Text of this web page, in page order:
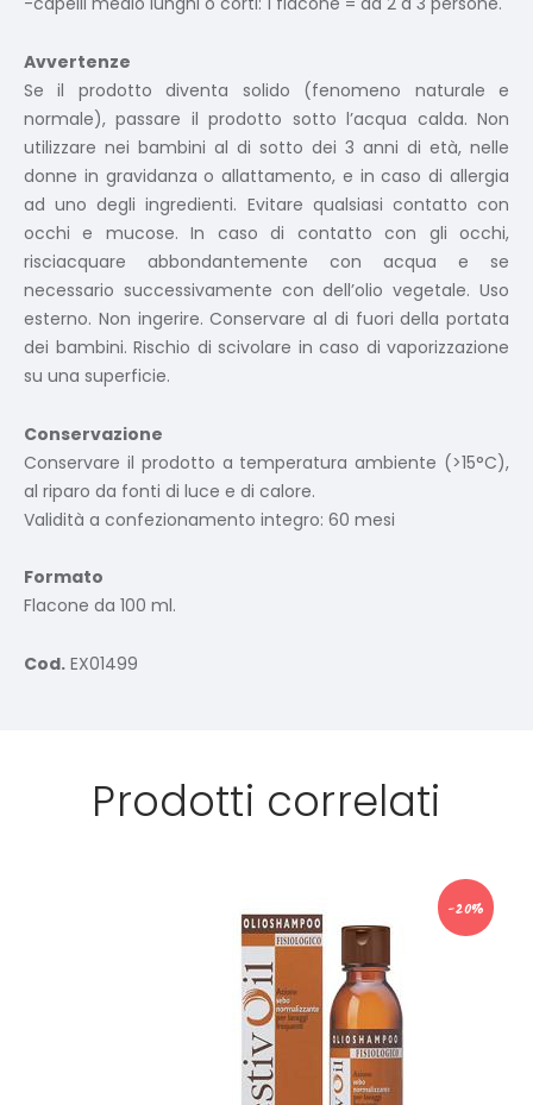
Avvertenze
Se il prodotto diventa solido (fenomeno naturale e
normale), passare il prodotto sotto l’acqua calda. Non
utilizzare nei bambini al di sotto dei 3 anni di età, nelle
donne in gravidanza o allattamento, e in caso di allergia
ad uno degli ingredienti. Evitare qualsiasi contatto con
occhi e mucose. In caso di contatto con gli occhi,
risciacquare abbondantemente con acqua e se
necessario successivamente con dell’olio vegetale. Uso
esterno. Non ingerire. Conservare al di fuori della portata
dei bambini. Rischio di scivolare in caso di vaporizzazione
su una superficie.
Conservazione
Conservare il prodotto a temperatura ambiente (>15°C),
al riparo da fonti di luce e di calore.
Validità a confezionamento integro: 60 mesi
Formato
Flacone da 100 ml.
Cod. EX01499
Prodotti correlati
-20%